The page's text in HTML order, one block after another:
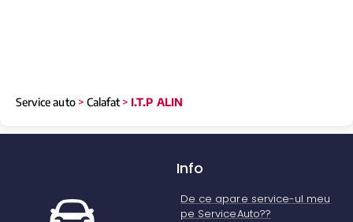
Service auto> Calafat> I.T.P ALIN
Info
De ce apare service-ul meu
pe ServiceAuto??